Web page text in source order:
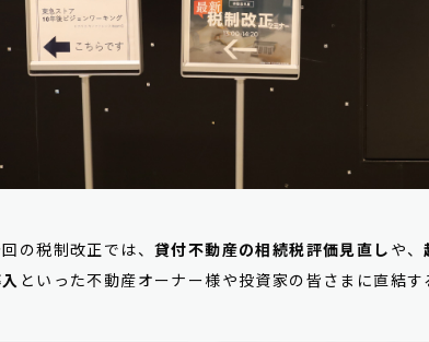
の税制改正では、 貸付不動産の相続税評価見直し や、
といった不動産オーナー様や投資家の皆さまに直結す